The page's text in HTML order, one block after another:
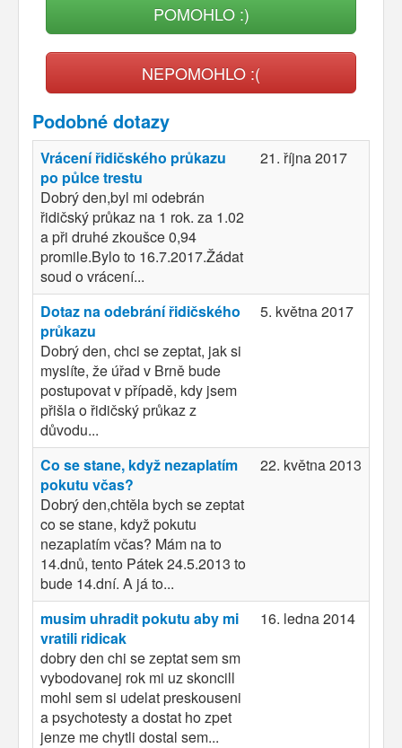
POMOHLO :)
NEPOMOHLO :(
Podobné dotazy
Vrácení řidičského průkazu
po půlce trestu
Dobrý den,byl mi odebrán
řidičský průkaz na 1 rok. za 1.02
a při druhé zkoušce 0,94
promile.Bylo to 16.7.2017.Žádat
soud o vrácení...
21. října 2017
Dotaz na odebrání řidičského
průkazu
Dobrý den, chci se zeptat, jak si
myslíte, že úřad v Brně bude
postupovat v případě, kdy jsem
přišla o řidičský průkaz z
důvodu...
5. května 2017
Co se stane, když nezaplatím
pokutu včas?
Dobrý den,chtěla bych se zeptat
co se stane, když pokutu
nezaplatím včas? Mám na to
14.dnů, tento Pátek 24.5.2013 to
bude 14.dní. A já to...
22. května 2013
musim uhradit pokutu aby mi
vratili ridicak
dobry den chi se zeptat sem sm
vybodovanej rok mi uz skoncill
mohl sem si udelat preskouseni
a psychotesty a dostat ho zpet
jenze me chytli dostal sem...
16. ledna 2014